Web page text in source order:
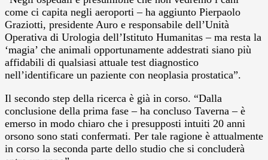
come ci capita negli aeroporti – ha aggiunto Pierpaolo
Graziotti, presidente Auro e responsabile dell’Unità
Operativa di Urologia dell’Istituto Humanitas – ma resta la
‘magia’ che animali opportunamente addestrati siano più
affidabili di qualsiasi attuale test diagnostico
nell’identificare un paziente con neoplasia prostatica”.
Il secondo step della ricerca è già in corso. “Dalla
conclusione della prima fase – ha concluso Taverna – è
emerso in modo chiaro che i presupposti intuiti 20 anni
orsono sono stati confermati. Per tale ragione è attualmente
in corso la seconda parte dello studio che si concluderà